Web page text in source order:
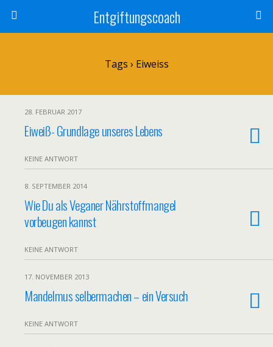
Entgiftungscoach
Tags › Eiweiss
28. FEBRUAR 2017
Eiweiß- Grundlage unseres Lebens
KEINE ANTWORT
8. SEPTEMBER 2014
Wie Du als Veganer Nährstoffmangel
vorbeugen kannst
KEINE ANTWORT
17. NOVEMBER 2013
Mandelmus selbermachen – ein Versuch
KEINE ANTWORT